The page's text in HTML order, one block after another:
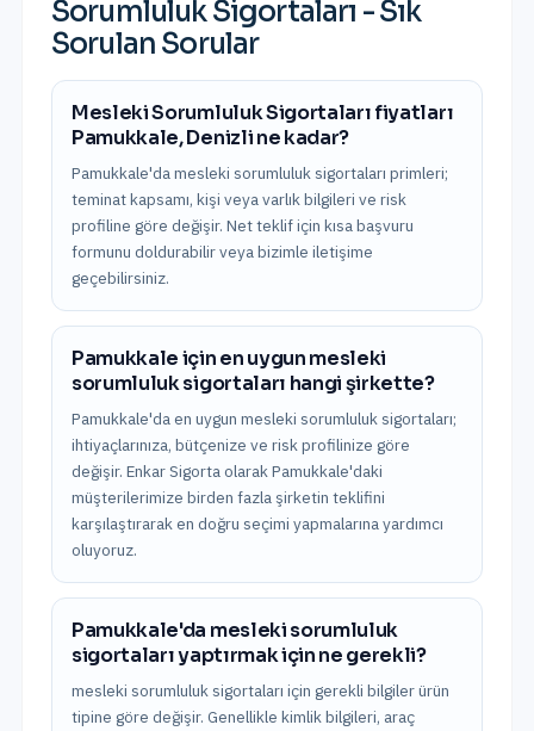
Sorumluluk Sigortaları - Sık
Sorulan Sorular
Mesleki Sorumluluk Sigortaları fiyatları
Pamukkale, Denizli ne kadar?
Pamukkale'da mesleki sorumluluk sigortaları primleri;
teminat kapsamı, kişi veya varlık bilgileri ve risk
profiline göre değişir. Net teklif için kısa başvuru
formunu doldurabilir veya bizimle iletişime
geçebilirsiniz.
Pamukkale için en uygun mesleki
sorumluluk sigortaları hangi şirkette?
Pamukkale'da en uygun mesleki sorumluluk sigortaları;
ihtiyaçlarınıza, bütçenize ve risk profilinize göre
değişir. Enkar Sigorta olarak Pamukkale'daki
müşterilerimize birden fazla şirketin teklifini
karşılaştırarak en doğru seçimi yapmalarına yardımcı
oluyoruz.
Pamukkale'da mesleki sorumluluk
sigortaları yaptırmak için ne gerekli?
mesleki sorumluluk sigortaları için gerekli bilgiler ürün
tipine göre değişir. Genellikle kimlik bilgileri, araç